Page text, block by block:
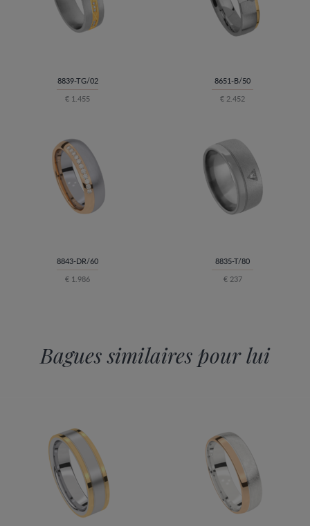
8839-TG/02
€ 1.455
8651-B/50
€ 2.452
8843-DR/60
€ 1.986
8835-T/80
€ 237
Bagues similaires pour lui